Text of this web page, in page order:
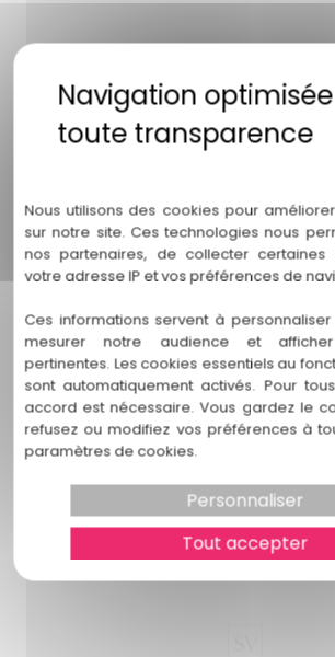
avocat en partage
Bienvenue sur la page dédiée au
à Hourtin du cabinet Stéphanie
êtes...
En savoir plus
Nous utilisons des cookies pour
sur notre site. Ces technologies nous
nos partenaires, de collecter certaines
votre adresse IP et vos préférences de
Ces informations servent à
mesurer notre audience et
pertinentes. Les cookies essentiels au
sont automatiquement activés. Pour
accord est nécessaire. Vous gardez le
refusez ou modifiez vos préférences à
paramètres de cookies.
Tout accepter
Personnaliser